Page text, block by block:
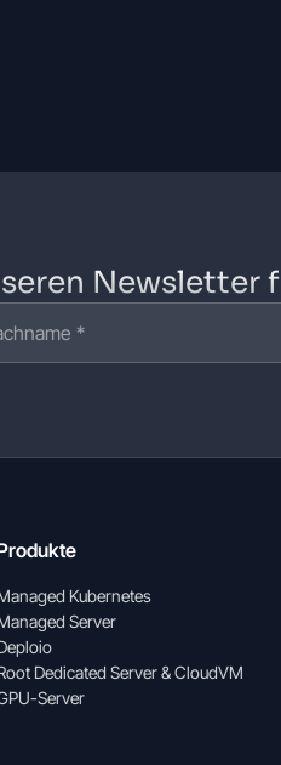
Newsletter
Kubernetes
Server
Dedicated Server & CloudVM
Server